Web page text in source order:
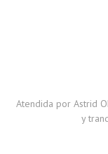
Atendida por Astrid
y